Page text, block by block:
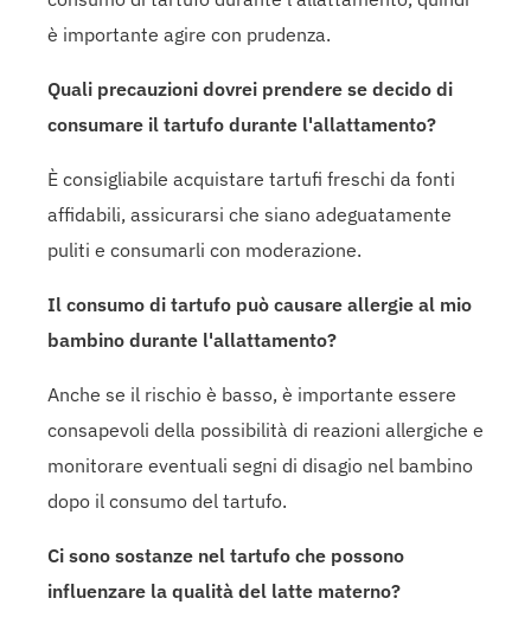
è importante agire con prudenza.
Quali precauzioni dovrei prendere se decido di
consumare il tartufo durante l'allattamento?
È consigliabile acquistare tartufi freschi da fonti
affidabili, assicurarsi che siano adeguatamente
puliti e consumarli con moderazione.
Il consumo di tartufo può causare allergie al mio
bambino durante l'allattamento?
Anche se il rischio è basso, è importante essere
consapevoli della possibilità di reazioni allergiche e
monitorare eventuali segni di disagio nel bambino
dopo il consumo del tartufo.
Ci sono sostanze nel tartufo che possono
influenzare la qualità del latte materno?